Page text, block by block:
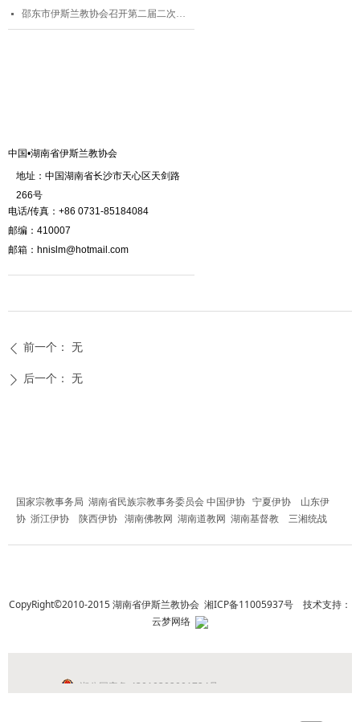
넷 邵东市伊斯兰教协会召开第二届二次理事会
地址：中国湖南省长沙市天心区天剑路
266号
中国•湖南省伊斯兰教协会
电话/传真：+86 0731-85184084
邮编：410007
邮箱：hnislm@hotmail.com
ꄴ 前一个： 无
ꄲ 后一个： 无
国家宗教事务局 湖南省民族宗教事务委员会中国伊协 宁夏伊协
山东伊
协 浙江伊协 陕西伊协 湖南佛教网 湖南道教网 湖南基督教 三湘统战
CopyRight©2010-2015 湖南省伊斯兰教协会 湘ICP备11005937号 技术支持：
云梦网络
湘公网安备 43010302001724号